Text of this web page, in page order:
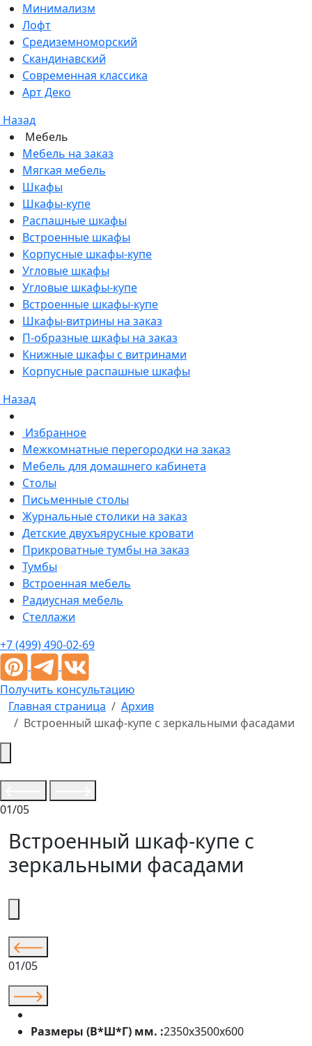
Минимализм
Лофт
Средиземноморский
Скандинавский
Современная классика
Арт Деко
Назад
Мебель
Мебель на заказ
Мягкая мебель
Шкафы
Шкафы-купе
Распашные шкафы
Встроенные шкафы
Корпусные шкафы-купе
Угловые шкафы
Угловые шкафы-купе
Встроенные шкафы-купе
Шкафы-витрины на заказ
П-образные шкафы на заказ
Книжные шкафы с витринами
Корпусные распашные шкафы
Назад
Избранное
Межкомнатные перегородки на заказ
Мебель для домашнего кабинета
Столы
Письменные столы
Журнальные столики на заказ
Детские двухъярусные кровати
Прикроватные тумбы на заказ
Тумбы
Встроенная мебель
Радиусная мебель
Стеллажи
+7 (499) 490-02-69
Получить консультацию
Главная страница
Архив
Встроенный шкаф-купе с зеркальными фасадами
01/05
Встроенный шкаф-купе с
зеркальными фасадами
01/05
Размеры (В*Ш*Г) мм. :2350х3500х600